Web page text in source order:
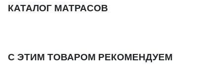
КАТАЛОГ МАТРАСОВ
С ЭТИМ ТОВАРОМ РЕКОМЕНДУЕМ